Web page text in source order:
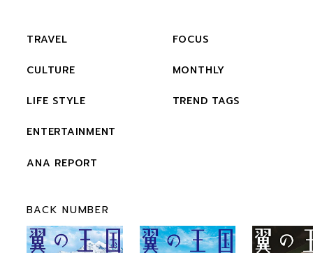
TRAVEL
CULTURE
LIFE STYLE
ENTERTAINMENT
ANA REPORT
FOCUS
MONTHLY
TREND TAGS
BACK NUMBER